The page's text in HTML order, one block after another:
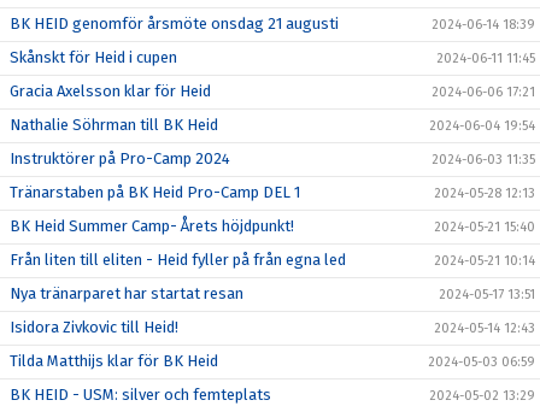
BK HEID genomför årsmöte onsdag 21 augusti 2024-06-14 18:39
Skånskt för Heid i cupen 2024-06-11 11:45
Gracia Axelsson klar för Heid 2024-06-06 17:21
Nathalie Söhrman till BK Heid 2024-06-04 19:54
Instruktörer på Pro-Camp 2024 2024-06-03 11:35
Tränarstaben på BK Heid Pro-Camp DEL 1 2024-05-28 12:13
BK Heid Summer Camp- Årets höjdpunkt! 2024-05-21 15:40
Från liten till eliten - Heid fyller på från egna led 2024-05-21 10:14
Nya tränarparet har startat resan 2024-05-17 13:51
Isidora Zivkovic till Heid! 2024-05-14 12:43
Tilda Matthijs klar för BK Heid 2024-05-03 06:59
BK HEID - USM: silver och femteplats 2024-05-02 13:29